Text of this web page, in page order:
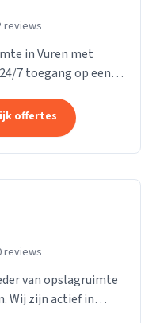
reviews
in Vuren met
7 toegang op een
offertes
reviews
van opslagruimte
Wij zijn actief in